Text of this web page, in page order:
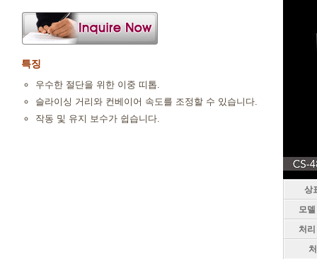
상
모
처
특징
우수한 절단을 위한 이중 띠톱.
슬라이싱 거리와 컨베이어 속도를 조정할 수 있습니다.
작동 및 유지 보수가 쉽습니다.